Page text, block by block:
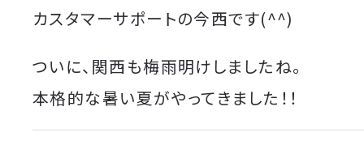
カスタマーサポートの今西です(^^)
ついに、関西も梅雨明けしましたね。
本格的な暑い夏がやってきました！！